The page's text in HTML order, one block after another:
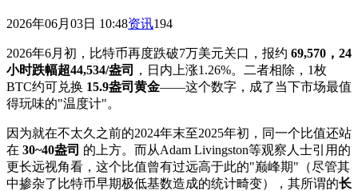
2026年06月03日 10:48资讯194
2026年6月初，比特币再度跌破7万美元关口，报约 69,570，24
小时跌幅超44,534/盎司
，日内上涨1.26%。二者相除，1枚
BTC约可兑换 15.9盎司黄金——这个数字，成了当下市场最值
得玩味的"温度计"。
因为就在不太久之前的2024年末至2025年初，同一个比值还站
在 30~40盎司 的上方。而从Adam Livingston等观察人士引用的
更长远视角看，这个比值曾有过远高于此的"巅峰期"（尽管其
中掺杂了比特币早期极低基数造成的统计畸变），其所谓的长